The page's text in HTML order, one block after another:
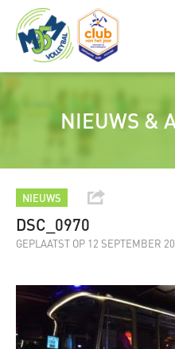
NIEUWS &
NIEUWS
DSC_0970
GEPLAATST OP 12 SEPTEMBER